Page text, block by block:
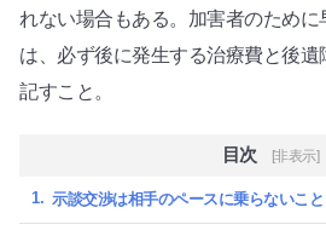
れない場合もある。加害者のために
は、必ず後に発生する治療費と後
記すこと。
目次 [非表示]
示談交渉は相手のペースに乗らないこと